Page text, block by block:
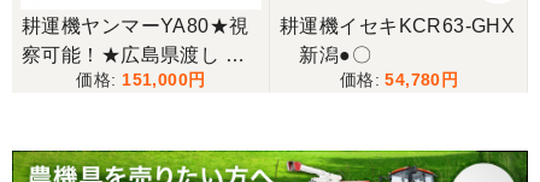
山梨県／今井基史
この度は、迅速な対応ありがとうございました。た
だ、メールに記載の配達の受け取りについてタイム
ラグがあり少しとまどいましたので、星をひとつの
耕運機ヤンマーYA80★視
察可能！★広島県渡し ヤ
ンマー 耕運機 YA80 8馬力
現状渡し【P11435487】
151,000
耕運機イセキKCR63-GHX
新潟●〇
54,780